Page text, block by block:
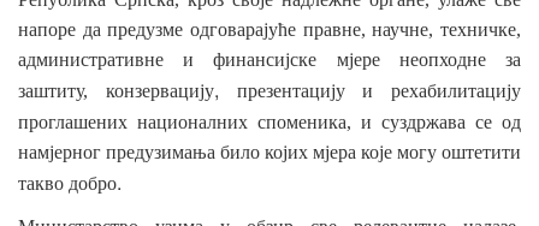
напоре да предузме одговарајуће правне, научне, техничке,
административне и финансијске мјере неопходне за
заштиту, конзервацију,
презентацију и рехабилитацију
проглашених националних споменика, и суздржава се од
намјерног предузимања било којих мјера које могу оштетити
такво добро.